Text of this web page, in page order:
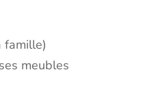
famille)
meubles